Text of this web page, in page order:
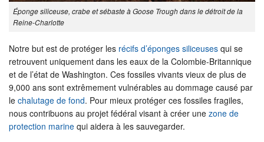
Éponge siliceuse, crabe et sébaste à Goose Trough dans le détroit de la
Reine-Charlotte
Notre but est de protéger les récifs d’éponges siliceuses qui se
retrouvent uniquement dans les eaux de la Colombie-Britannique
et de l’état de Washington. Ces fossiles vivants vieux de plus de
9,000 ans sont extrêmement vulnérables au dommage causé par
le chalutage de fond. Pour mieux protéger ces fossiles fragiles,
nous contribuons au projet fédéral visant à créer une zone de
protection marine qui aidera à les sauvegarder.